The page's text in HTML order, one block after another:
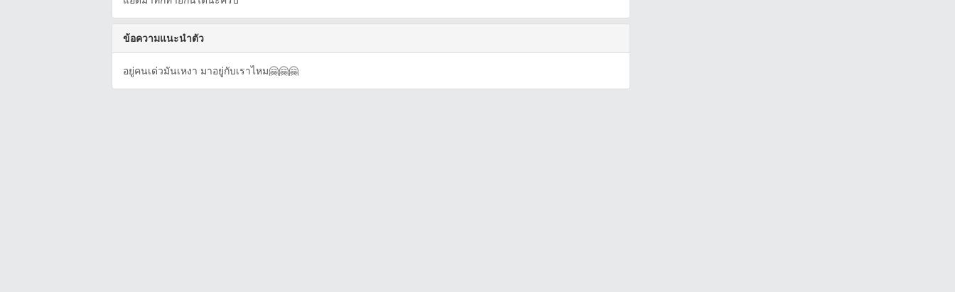
ข้อความแนะนำตัว
อยู่คนเด่วมันเหงา มาอยู่กับเราไหม🤗🤗🤗